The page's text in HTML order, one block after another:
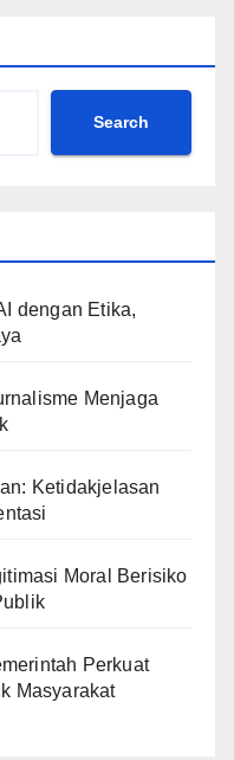
Search
dengan Etika,
Menjaga
Ketidakjelasan
Moral Berisiko
Perkuat
Masyarakat